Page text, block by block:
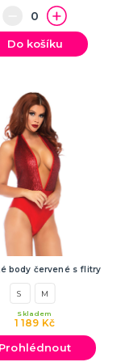
Do košíku
body červené s flitry
S M
1 189 Kč
Skladem
Prohlédnout